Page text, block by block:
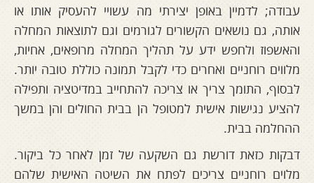
עבודה; לדמיין באופן יצירתי מה עשויי להעסיק אותו או
אותה, גם נושאים הקשורים לגורמים וגם לתוצאות המחלה
והאשפוז ולחפש ידע על תהליך המחלה מרופאים, אחיות,
מלווים רוחניים ואחרים כדי לקבל תמונה כוללת טובה יותר.
לבסוף, התומך צריך או צריכה להתחייב במדיטציה ותפילה
להציע נגישות אישית למטופל הן בבית החולים והן במשך
ההחלמה בבית.
דבקות כזאת דורשת גם השקעה של זמן לאחר כל ביקור.
מלוים רוחניים צריכים לפתח את השיטה האישית שלהם